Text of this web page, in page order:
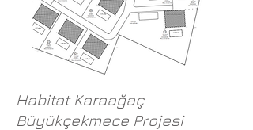
Habitat Karaağaç
Büyükçekmece Projesi